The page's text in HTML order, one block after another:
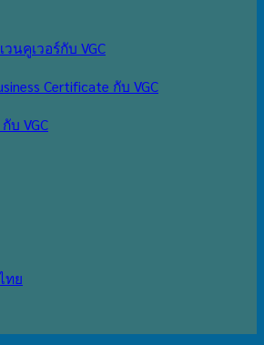
นคูเวอร์กับ VGC
Certificate กับ VGC
บ VGC
ทย